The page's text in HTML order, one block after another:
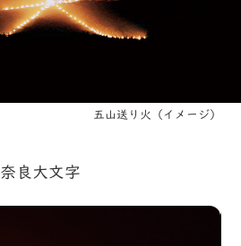
五山送り火（イメージ）
奈良大文字